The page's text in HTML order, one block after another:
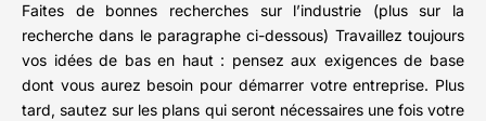
Faites de bonnes recherches sur l’industrie (plus sur la
recherche dans le paragraphe ci-dessous) Travaillez toujours
vos idées de bas en haut : pensez aux exigences de base
dont vous aurez besoin pour démarrer votre entreprise. Plus
tard, sautez sur les plans qui seront nécessaires une fois votre